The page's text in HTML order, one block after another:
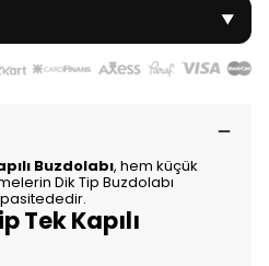
▼
Buzdolabı, hem küçük
Dik Tip Buzdolabı
Tek Kapılı